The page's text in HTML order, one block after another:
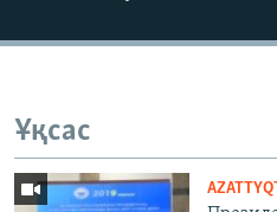
Ұқсас